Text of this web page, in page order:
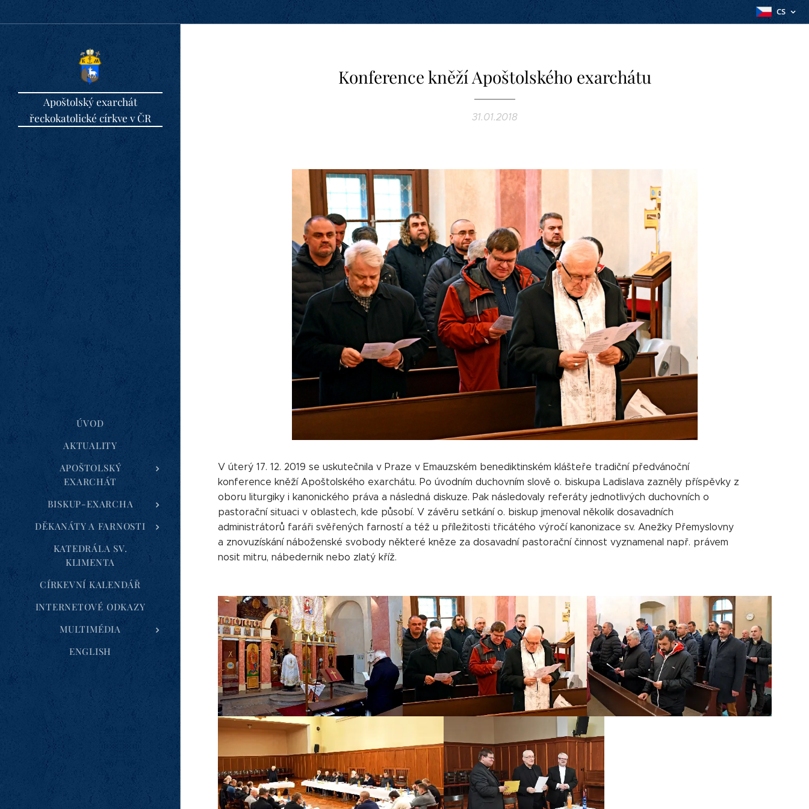
CS
Apoštolský exarchát
řeckokatolické církve v ČR
ÚVOD
AKTUALITY
APOŠTOLSKÝ
EXARCHÁT
BISKUP-EXARCHA
DĚKANÁTY A FARNOSTI
KATEDRÁLA SV.
KLIMENTA
CÍRKEVNÍ KALENDÁŘ
INTERNETOVÉ ODKAZY
MULTIMÉDIA
ENGLISH
Konference kněží Apoštolského exarchátu
31.01.2018
V úterý 17. 12. 2019 se uskutečnila v Praze v Emauzském benediktinském klášteře tradiční předvánoční
konference kněží Apoštolského exarchátu. Po úvodním duchovním slově o. biskupa Ladislava zazněly příspěvky z
oboru liturgiky i kanonického práva a následná diskuze. Pak následovaly referáty jednotlivých duchovních o
pastorační situaci v oblastech, kde působí. V závěru setkání o. biskup jmenoval několik dosavadních
administrátorů faráři svěřených farností a též u příležitosti třicátého výročí kanonizace sv. Anežky Přemyslovny
a znovuzískání náboženské svobody některé kněze za dosavadní pastorační činnost vyznamenal např. právem
nosit mitru, nábedernik nebo zlatý kříž.